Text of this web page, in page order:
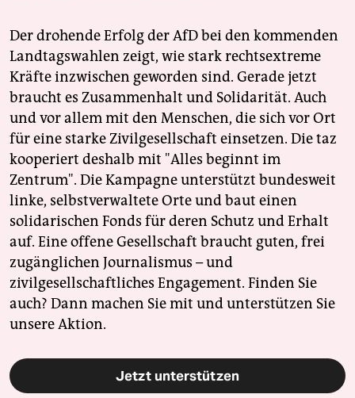
Der drohende Erfolg der AfD bei den kommenden
Landtagswahlen zeigt, wie stark rechtsextreme
Kräfte inzwischen geworden sind. Gerade jetzt
braucht es Zusammenhalt und Solidarität. Auch
und vor allem mit den Menschen, die sich vor Ort
für eine starke Zivilgesellschaft einsetzen. Die taz
kooperiert deshalb mit "Alles beginnt im
Zentrum". Die Kampagne unterstützt bundesweit
linke, selbstverwaltete Orte und baut einen
solidarischen Fonds für deren Schutz und Erhalt
auf. Eine offene Gesellschaft braucht guten, frei
zugänglichen Journalismus – und
zivilgesellschaftliches Engagement. Finden Sie
auch? Dann machen Sie mit und unterstützen Sie
unsere Aktion.
Jetzt unterstützen